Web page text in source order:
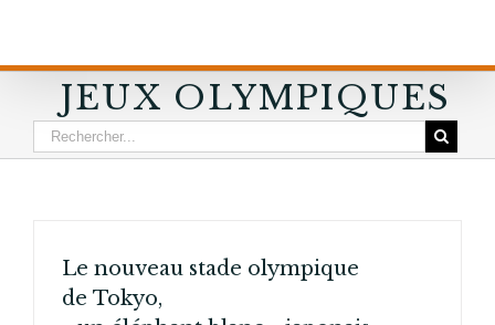
JEUX OLYMPIQUES
Le nouveau stade olympique
de Tokyo,